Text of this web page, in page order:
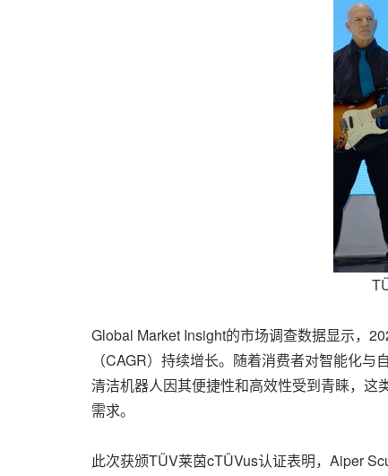
Global Market Insight的市场调查数据显示，
（CAGR）持续增长。随着消费者对智能化
清洁机器人因其便捷性和高效性受到青睐，
需求。
此次获颁TÜV莱茵cTÜVus认证表明，Aiper